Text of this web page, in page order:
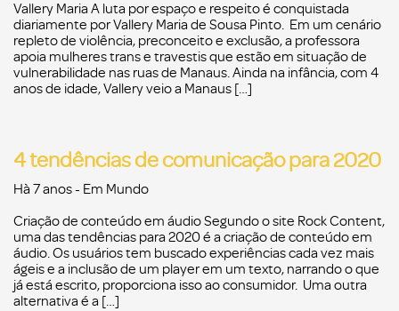
Vallery Maria A luta por espaço e respeito é conquistada
diariamente por Vallery Maria de Sousa Pinto. Em um cenário
repleto de violência, preconceito e exclusão, a professora
apoia mulheres trans e travestis que estão em situação de
vulnerabilidade nas ruas de Manaus. Ainda na infância, com 4
anos de idade, Vallery veio a Manaus […]
4 tendências de comunicação para 2020
Hà 7 anos- Em Mundo
Criação de conteúdo em áudio Segundo o site Rock Content,
uma das tendências para 2020 é a criação de conteúdo em
áudio. Os usuários tem buscado experiências cada vez mais
ágeis e a inclusão de um player em um texto, narrando o que
já está escrito, proporciona isso ao consumidor. Uma outra
alternativa é a […]